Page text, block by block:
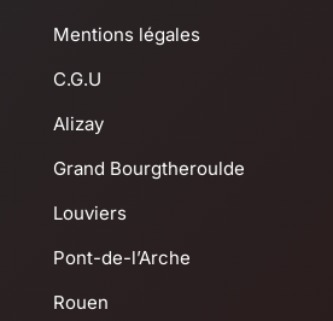
Mentions légales
C.G.U
Alizay
Grand Bourgtheroulde
Louviers
Pont-de-l’Arche
Rouen